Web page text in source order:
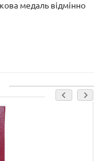
медаль відмінно